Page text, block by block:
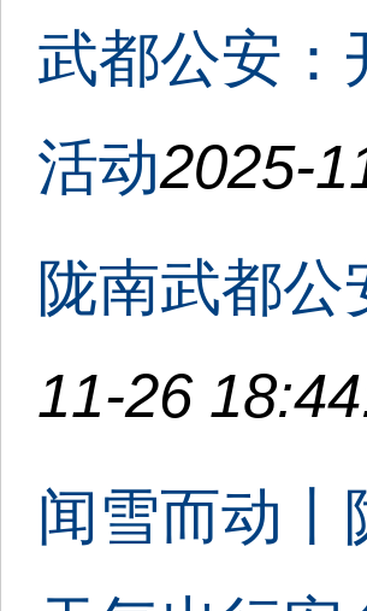
武都公安：
活动2025-
陇南武都
11-26
闻雪而动丨